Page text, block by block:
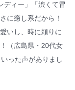
ィー」「渋くて冒
に癒し系だから！
いし、時に頼りに
（広島県・20代女
った声がありまし